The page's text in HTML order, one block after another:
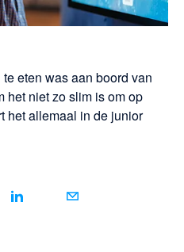
eten was aan boord van
het niet zo slim is om op
het allemaal in de junior